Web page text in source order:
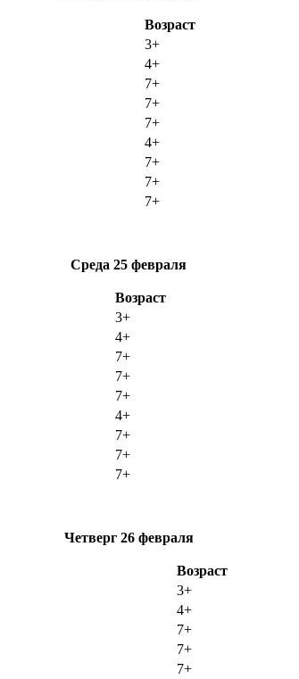
Возраст
3+
4+
7+
7+
7+
4+
7+
7+
7+
Среда 25 февраля
Возраст
3+
4+
7+
7+
7+
4+
7+
7+
7+
Четверг26 февраля
Возраст
3+
4+
7+
7+
7+